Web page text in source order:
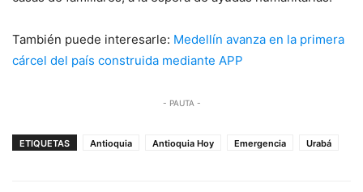
También puede interesarle: Medellín avanza en la primera
cárcel del país construida mediante APP
- PAUTA -
ETIQUETAS Antioquia Antioquia Hoy Emergencia Urabá